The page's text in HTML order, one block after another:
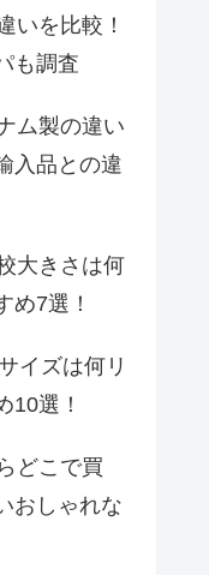
いを比較！
も調査
ム製の違い
入品との違
大きさは何
め7選！
イズは何リ
10選！
どこで買
おしゃれな